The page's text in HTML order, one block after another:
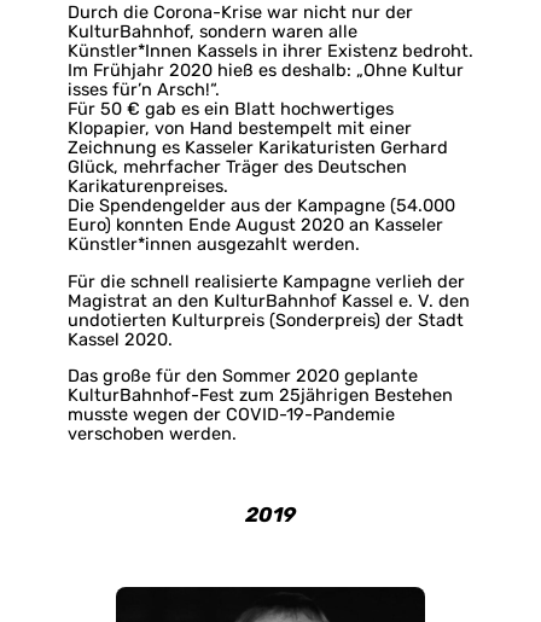
Durch die Corona-Krise war nicht nur der
KulturBahnhof, sondern waren alle
Künstler*Innen Kassels in ihrer Existenz bedroht.
Im Frühjahr 2020 hieß es deshalb: „Ohne Kultur
isses für’n Arsch!“.
Für 50 € gab es ein Blatt hochwertiges
Klopapier, von Hand bestempelt mit einer
Zeichnung es Kasseler Karikaturisten Gerhard
Glück, mehrfacher Träger des Deutschen
Karikaturenpreises.
Die Spendengelder aus der Kampagne (54.000
Euro) konnten Ende August 2020 an Kasseler
Künstler*innen ausgezahlt werden.
Für die schnell realisierte Kampagne verlieh der
Magistrat an den KulturBahnhof Kassel e. V. den
undotierten Kulturpreis (Sonderpreis) der Stadt
Kassel 2020.
Das große für den Sommer 2020 geplante
KulturBahnhof-Fest zum 25jährigen Bestehen
musste wegen der COVID-19-Pandemie
verschoben werden.
2019